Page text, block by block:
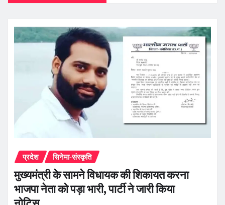
प्रदेश सिनेमा-संस्कृति
मुख्यमंत्री के सामने विधायक की शिकायत करना
भाजपा नेता को पड़ा भारी, पार्टी ने जारी किया